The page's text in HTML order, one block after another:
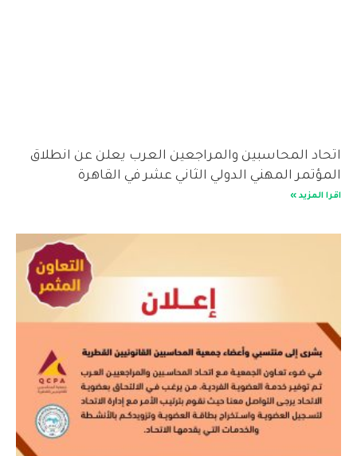
اتحاد المحاسبين والمراجعين العرب يعلن عن انطلاق
المؤتمر المهني الدولي الثاني عشر في القاهرة
اقرا المزيد »